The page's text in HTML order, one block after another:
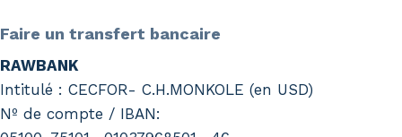
Faire un transfert bancaire
RAWBANK
Intitulé : CECFOR- C.H.MONKOLE (en USD)
Nº de compte / IBAN: